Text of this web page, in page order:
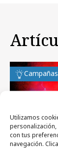
Utilizamos
con tus
navegación. Clica
Campañas